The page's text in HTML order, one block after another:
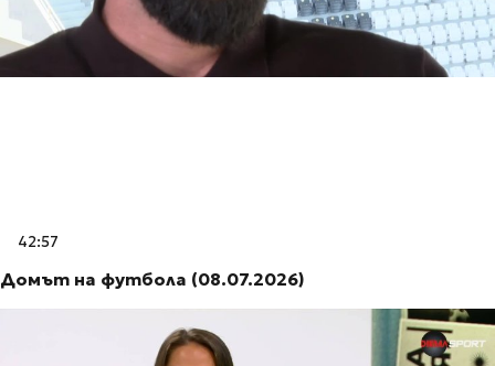
42:57
Домът на футбола (08.07.2026)